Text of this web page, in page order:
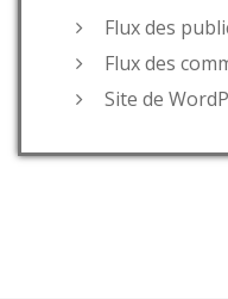
Flux des
Flux des
Site de